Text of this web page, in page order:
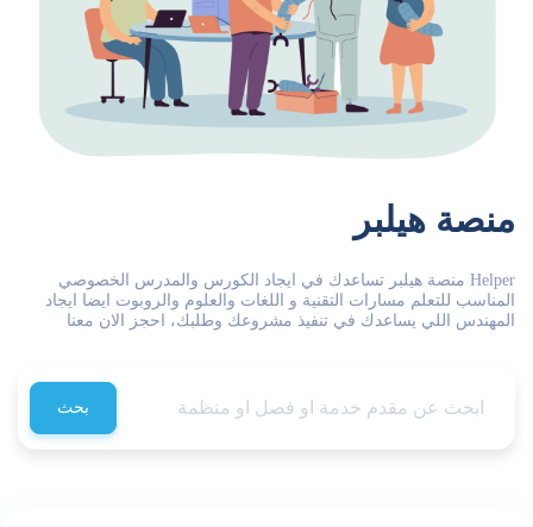
منصة هيلبر
Helper منصة هيلبر تساعدك في ايجاد الكورس والمدرس الخصوصي
المناسب للتعلم مسارات التقنية و اللغات والعلوم والروبوت ايضا ايجاد
المهندس اللي يساعدك في تنفيذ مشروعك وطلبك، احجز الان معنا
بحث